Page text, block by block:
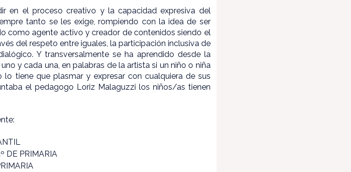
en el proceso creativo y la capacidad expresiva del
tanto se les exige, rompiendo con la idea de ser
como agente activo y creador de contenidos siendo el
del respeto entre iguales, la participación inclusiva de
Y transversalmente se ha aprendido desde la
y cada una, en palabras de la artista si un niño o niña
tiene que plasmar y expresar con cualquiera de sus
el pedagogo Loriz Malaguzzi los niños/as tienen
DE PRIMARIA